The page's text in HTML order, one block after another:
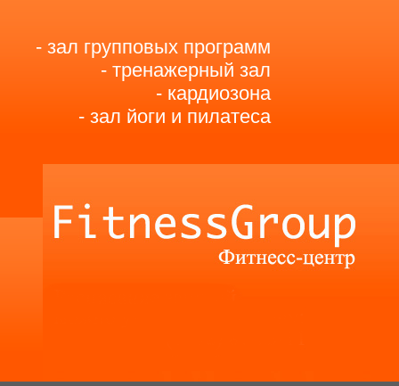
- зал групповых программ
- тренажерный зал
- кардиозона
- зал йоги и пилатеса